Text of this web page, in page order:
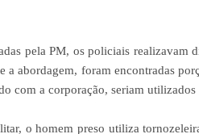
pela PM, os policiais realizavam
a abordagem, foram encontradas
com a corporação, seriam
o homem preso utiliza